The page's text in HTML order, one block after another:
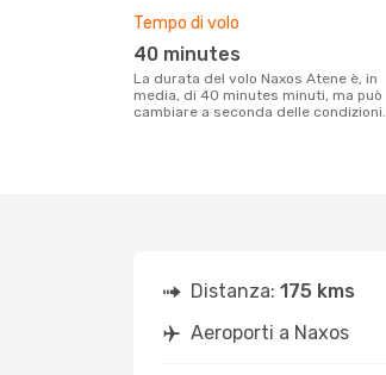
Tempo di volo
40 minutes
La durata del volo Naxos Atene è, in
media, di 40 minutes minuti, ma può
cambiare a seconda delle condizioni.
Distanza: 175 kms
Aeroporti a Naxos